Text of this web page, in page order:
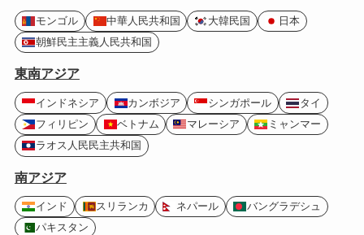
モンゴル 中華人民共和国 大韓民国
日本
朝鮮民主主義人民共和国
東南アジア
インドネシア カンボジア シンガポール
タイ
フィリピン
ベトナム マレーシア
ミャンマー
ラオス人民民主共和国
南アジア
インド スリランカ ネパール
バングラデシュ
パキスタン